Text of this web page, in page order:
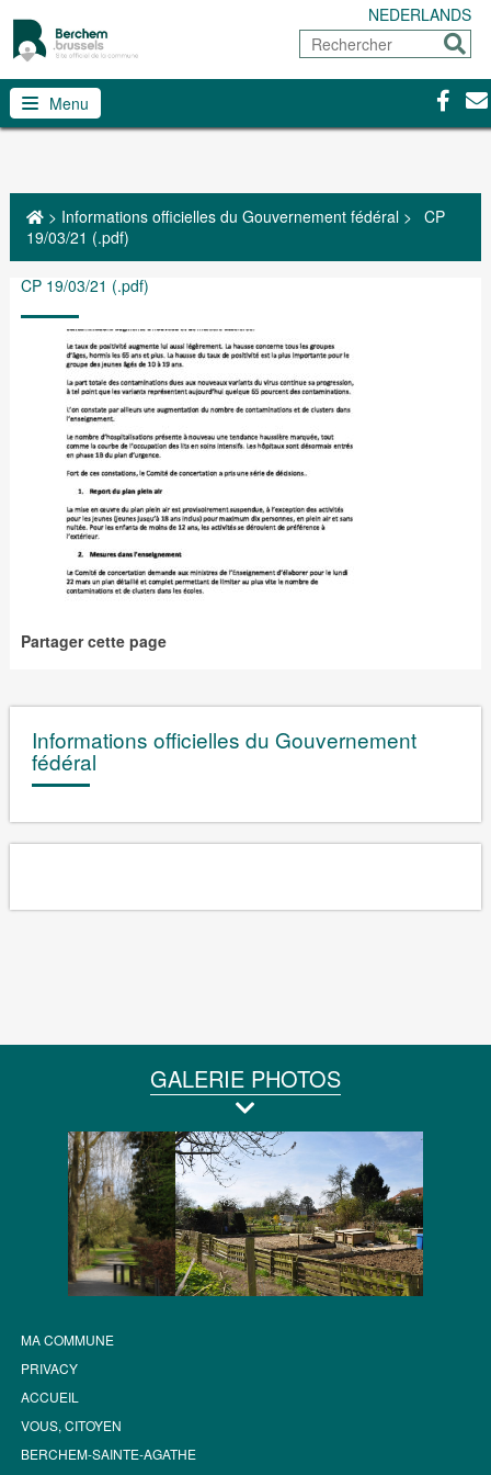
NEDERLANDS
Rechercher
Menu
> Informations officielles du Gouvernement fédéral> CP
19/03/21 (.pdf)
CP 19/03/21 (.pdf)
Partager cette page
Informations officielles du Gouvernement
fédéral
GALERIE PHOTOS
MA COMMUNE
PRIVACY
ACCUEIL
VOUS, CITOYEN
BERCHEM-SAINTE-AGATHE